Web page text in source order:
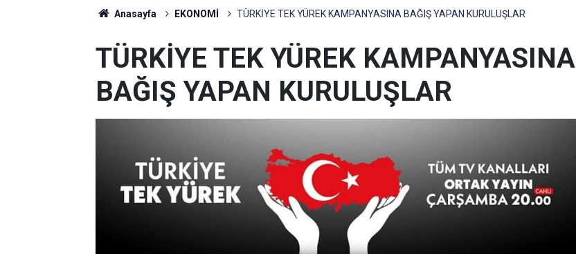
Anasayfa EKONOMİ TÜRKİYE TEK YÜREK KAMPANYASINA BAĞIŞ YAPAN KURULUŞLAR
TÜRKİYE TEK YÜREK KAMPANYASINA
BAĞIŞ YAPAN KURULUŞLAR